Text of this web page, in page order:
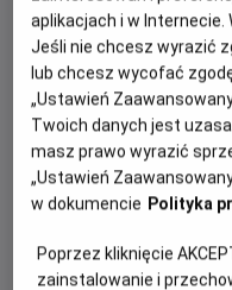
REŻYSERIA
Tarik Saleh
OBSADA
Fares Fares, Lyna
OPIS WYDARZENIA
George Fahmy (w tej
gwiazda egipskiego
Zwraca na niego uwagę
Fattah as Sisi, który
główną rolę w filmie
aplikacjach i w Internecie.
Jeśli nie chcesz wyrazić
lub chcesz wycofać
„Ustawień
Twoich danych jest
masz prawo wyrazić
„Ustawień
w dokumencie Polityka
Poprzez kliknięcie
zainstalowanie i